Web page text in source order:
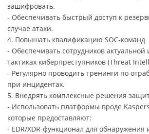
зашифровать.
- Обеспечивать быстрый доступ к
случае атаки.
4. Повышать квалификацию SOC-команд
- Обеспечивать сотрудников
тактиках киберпреступников (Threat
- Регулярно проводить тренинги по
при инцидентах.
5. Внедрять комплексные решения
- Использовать платформы вроде
которые предоставляют:
- EDR/XDR-функционал для обнаружения